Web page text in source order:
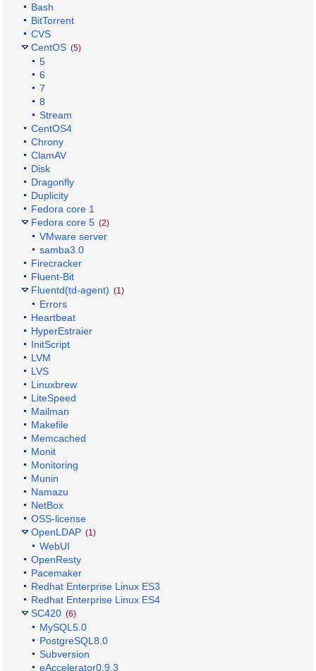
Bash
BitTorrent
CVS
CentOS (5)
5
6
7
8
Stream
CentOS4
Chrony
ClamAV
Disk
Dragonfly
Duplicity
Fedora core 1
Fedora core 5 (2)
VMware server
samba3.0
Firecracker
Fluent-Bit
Fluentd(td-agent) (1)
Errors
Heartbeat
HyperEstraier
InitScript
LVM
LVS
Linuxbrew
LiteSpeed
Mailman
Makefile
Memcached
Monit
Monitoring
Munin
Namazu
NetBox
OSS-license
OpenLDAP (1)
WebUI
OpenResty
Pacemaker
Redhat Enterprise Linux ES3
Redhat Enterprise Linux ES4
SC420 (6)
MySQL5.0
PostgreSQL8.0
Subversion
eAccelerator0.9.3